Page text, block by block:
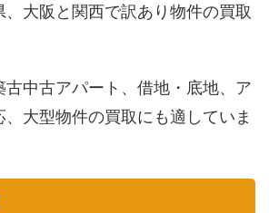
大阪と関西で訳あり物件の買取
中古アパート、借地・底地、ア
大型物件の買取にも適していま